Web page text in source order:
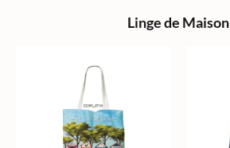
Linge de Maison